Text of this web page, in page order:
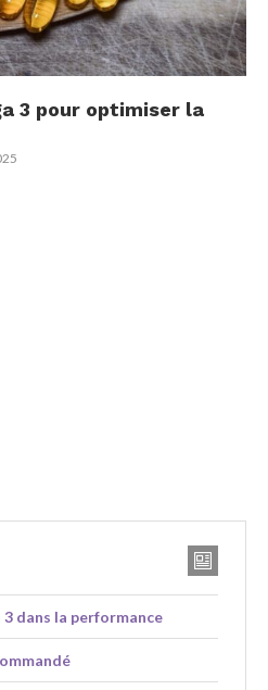
3 pour optimiser la
3 dans la performance